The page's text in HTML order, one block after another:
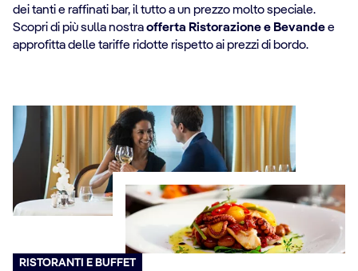
dei tanti e raffinati bar, il tutto a un prezzo molto speciale.
Scopri di più sulla nostraofferta Ristorazione e Bevandee
approfitta delle tariffe ridotte rispetto ai prezzi di bordo.
RISTORANTI E BUFFET